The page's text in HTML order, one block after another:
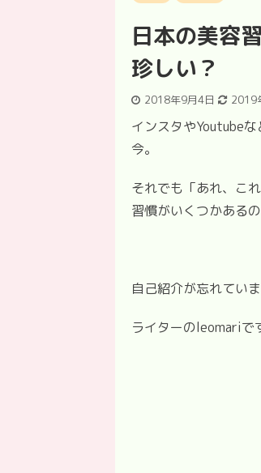
日本の美容
珍しい？
2018年9月4日 2019
インスタやYoutube
今。
それでも「あれ、こ
習慣がいくつかある
自己紹介が忘れてい
ライターのleomariで